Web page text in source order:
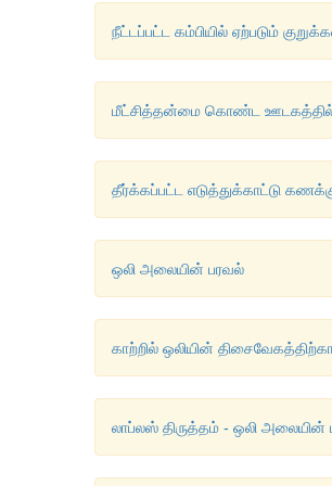
நீட்டப்பட்ட கம்பியில் ஏற்படும்
மீட்சித்தன்மை கொண்ட ஊடகத்தில்
தீர்க்கப்பட்ட எடுத்துக்காட்டு
ஒலி அலையின் பரவல்
காற்றில் ஒலியின்
லாப்லஸ் திருத்தம் - ஒலி அலையின்